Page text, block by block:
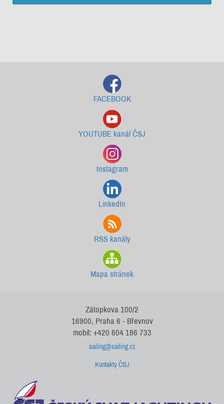
FACEBOOK
YOUTUBE kanál ČSJ
Instagram
LinkedIn
RSS kanály
Mapa stránek
Zátopkova 100/2
16900, Praha 6 - Břevnov
mobil: +420 604 186 733
sailing@sailing.cz
Kontakty ČSJ